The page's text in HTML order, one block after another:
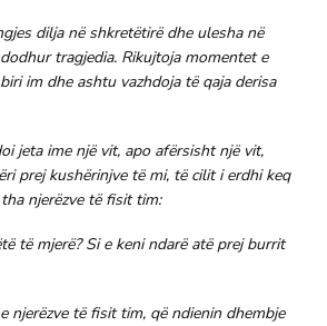
dilja në shkretëtirë dhe ulesha në
tragjedia. Rikujtoja momentet e
im dhe ashtu vazhdoja të qaja derisa
jeta ime një vit, apo afërsisht një vit,
prej kushërinjve të mi, të cilit i erdhi keq
njerëzve të fisit tim:
të mjerë? Si e keni ndarë atë prej burrit
njerëzve të fisit tim, që ndienin dhembje